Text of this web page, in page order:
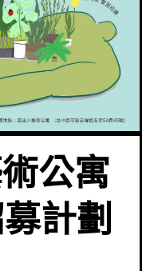
術公寓
計劃